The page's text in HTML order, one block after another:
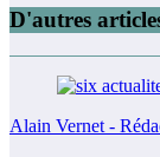
D'autres
Alain Vernet -